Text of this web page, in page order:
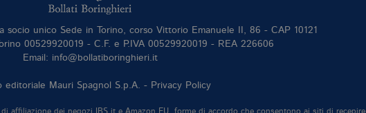
socio unico Sede in Torino, corso Vittorio Emanuele II, 86 - CAP 10121
00529920019 - C.F. e P.IVA 00529920019 - REA 226606
Email: info@bollatiboringhieri.it
editoriale Mauri Spagnol S.p.A. - Privacy Policy
affiliazione dei negozi IBS.it e Amazon EU, forme di accordo che consentono ai siti di recepire